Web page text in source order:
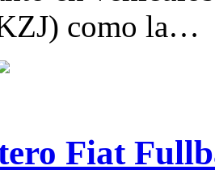
como la…
Fiat